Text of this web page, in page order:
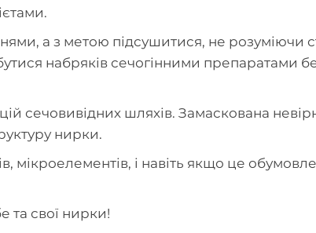
а з метою підсушитися, не розуміючи
набряків сечогінними препаратами
сечовивідних шляхів. Замаскована
нирки.
мікроелементів, і навіть якщо це
та свої нирки!